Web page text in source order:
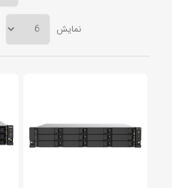
نمایش